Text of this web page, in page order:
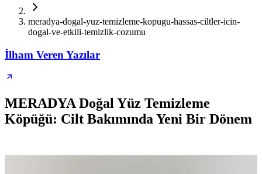
meradya-dogal-yuz-temizleme-kopugu-hassas-ciltler-icin-
dogal-ve-etkili-temizlik-cozumu
İlham Veren Yazılar
MERADYA Doğal Yüz Temizleme
Köpüğü: Cilt Bakımında Yeni Bir Dönem